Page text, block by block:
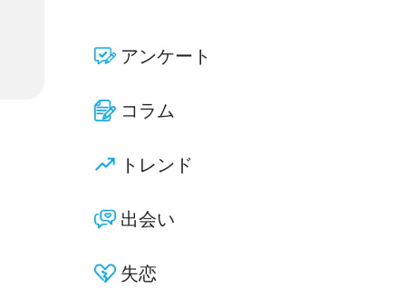
アンケート
コラム
トレンド
出会い
失恋